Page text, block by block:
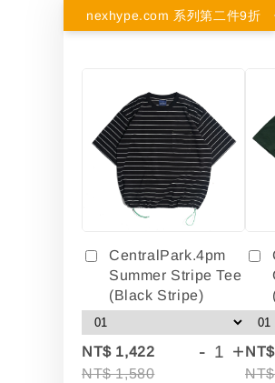
nexhype.com 系列第二件9折
CentralPark.4pm
Summer Stripe Tee
(Black Stripe)
NT$ 1,422
NT$ 1,580
- +